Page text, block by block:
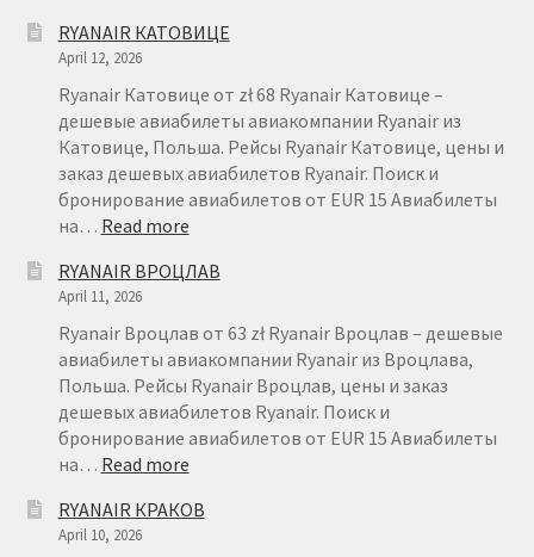
АВИАБИЛЕТОВ
RYANAIR
–
FAQ
RYANAIR КАТОВИЦЕ
April 12, 2026
Ryanair Катовице от zł 68 Ryanair Катовице –
дешевые авиабилеты авиакомпании Ryanair из
Катовице, Польша. Рейсы Ryanair Катовице, цены и
заказ дешевых авиабилетов Ryanair. Поиск и
бронирование авиабилетов от EUR 15 Авиабилеты
на… Read more:
КАТОВИЦЕ
RYANAIR ВРОЦЛАВ
April 11, 2026
Ryanair Вроцлав от 63 zł Ryanair Вроцлав – дешевые
авиабилеты авиакомпании Ryanair из Вроцлава,
Польша. Рейсы Ryanair Вроцлав, цены и заказ
дешевых авиабилетов Ryanair. Поиск и
бронирование авиабилетов от EUR 15 Авиабилеты
на… Read more:
ВРОЦЛАВ
RYANAIR КРАКОВ
April 10, 2026